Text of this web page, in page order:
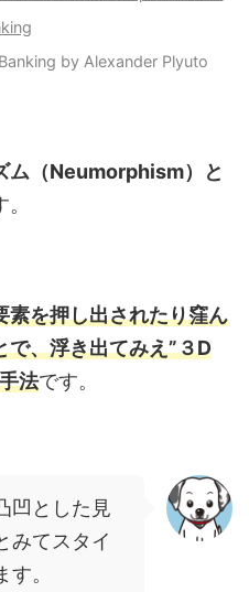
by Alexander Plyuto
ム（Neumorphism）と
素を押し出されたり窪ん
で、浮き出てみえ”３D
法です。
凹とした見
みてスタイ
。